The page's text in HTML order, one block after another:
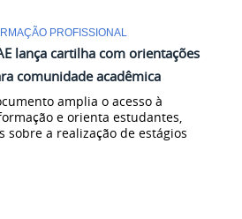
PROFISSIONAL
lança cartilha com orientações
comunidade acadêmica
amplia o acesso à
e orienta estudantes,
sobre a realização de estágios